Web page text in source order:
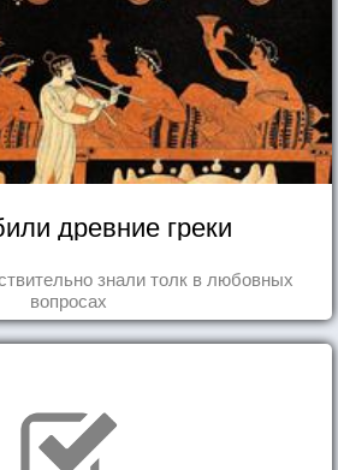
древние греки
знали толк в любовных
вопросах